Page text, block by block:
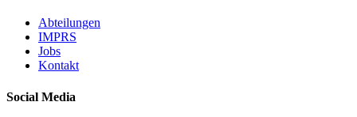
Abteilungen
IMPRS
Jobs
Kontakt
Social Media